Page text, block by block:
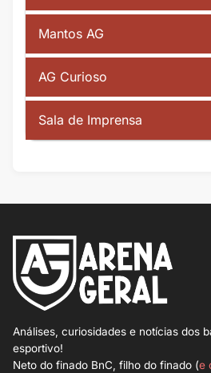
Mantos AG
AG Curioso
Sala de Imprensa
Análises, curiosidades e notícias dos
esportivo!
Neto do finado BnC, filho do finado (e